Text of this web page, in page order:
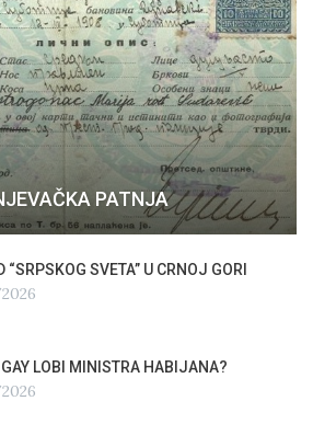
PATNJA
“SRPSKOG SVETA” U CRNOJ GORI
LOBI MINISTRA HABIJANA?